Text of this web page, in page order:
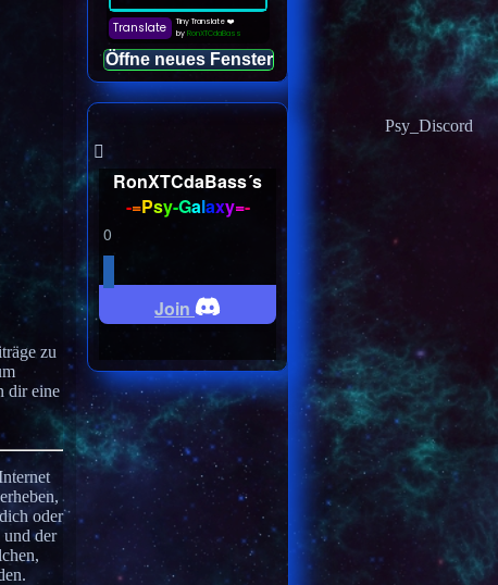
zu
dir eine
oder
und der
Öffne neues Fenster
Psy_Discord
RonXTCdaBass´s
-=Psy-Galaxy=-
0
Join